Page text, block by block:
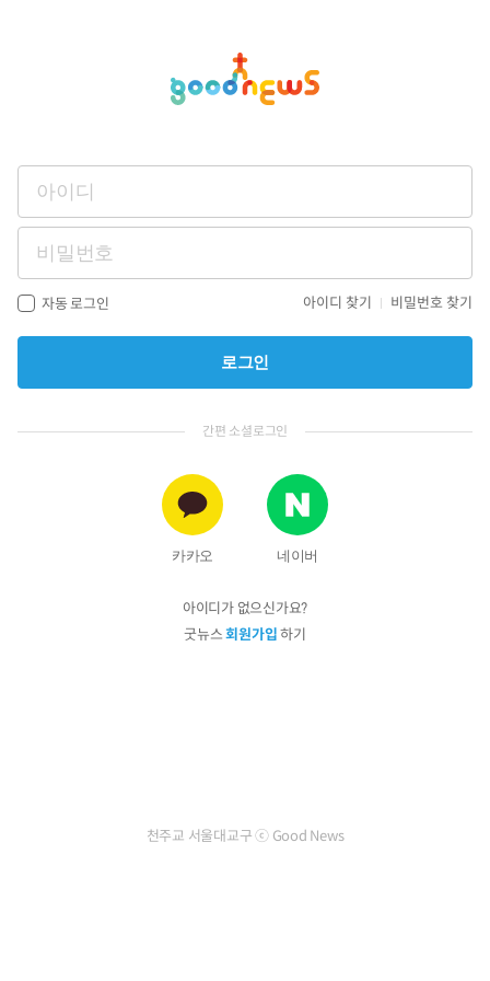
자동 로그인 아이디 찾기 비밀번호 찾기
로그인
간편 소셜로그인
카카오 네이버
아이디가 없으신가요?
굿뉴스회원가입하기
천주교 서울대교구 ⓒ Good News